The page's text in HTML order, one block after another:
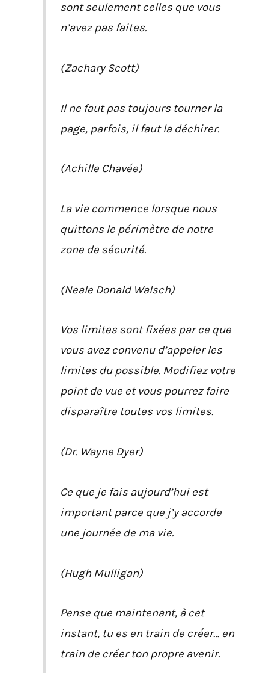
sont seulement celles que vous
n’avez pas faites.
(Zachary Scott)
Il ne faut pas toujours tourner la
page, parfois, il faut la déchirer.
(Achille Chavée)
La vie commence lorsque nous
quittons le périmètre de notre
zone de sécurité.
(Neale Donald Walsch)
Vos limites sont fixées par ce que
vous avez convenu d’appeler les
limites du possible. Modifiez votre
point de vue et vous pourrez faire
disparaître toutes vos limites.
(Dr. Wayne Dyer)
Ce que je fais aujourd’hui est
important parce que j’y accorde
une journée de ma vie.
(Hugh Mulligan)
Pense que maintenant, à cet
instant, tu es en train de créer… en
train de créer ton propre avenir.